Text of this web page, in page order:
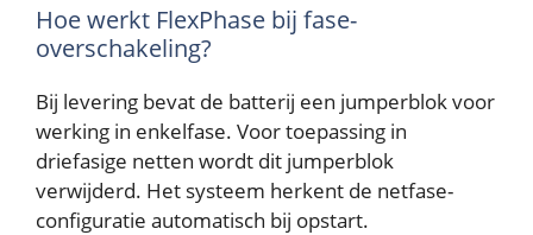
Hoe werkt FlexPhase bij fase-
overschakeling?
Bij levering bevat de batterij een jumperblok voor
werking in enkelfase. Voor toepassing in
driefasige netten wordt dit jumperblok
verwijderd. Het systeem herkent de netfase-
configuratie automatisch bij opstart.